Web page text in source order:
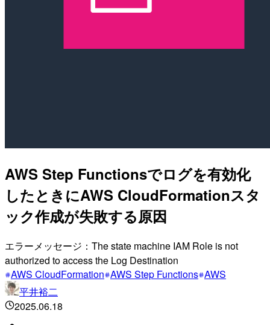
AWS Step Functionsでログを有効化
したときにAWS CloudFormationスタ
ック作成が失敗する原因
エラーメッセージ：The state machine IAM Role is not
authorized to access the Log Destination
AWS CloudFormation AWS Step Functions AWS
平井裕二
2025.06.18